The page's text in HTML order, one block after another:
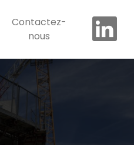
Contactez-
nous